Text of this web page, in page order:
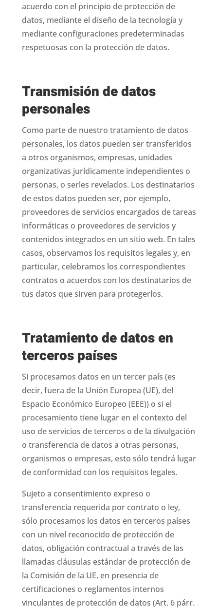
acuerdo con el principio de protección de
datos, mediante el diseño de la tecnología y
mediante configuraciones predeterminadas
respetuosas con la protección de datos.
Transmisión de datos
personales
Como parte de nuestro tratamiento de datos
personales, los datos pueden ser transferidos
a otros organismos, empresas, unidades
organizativas jurídicamente independientes o
personas, o serles revelados. Los destinatarios
de estos datos pueden ser, por ejemplo,
proveedores de servicios encargados de tareas
informáticas o proveedores de servicios y
contenidos integrados en un sitio web. En tales
casos, observamos los requisitos legales y, en
particular, celebramos los correspondientes
contratos o acuerdos con los destinatarios de
tus datos que sirven para protegerlos.
Tratamiento de datos en
terceros países
Si procesamos datos en un tercer país (es
decir, fuera de la Unión Europea (UE), del
Espacio Económico Europeo (EEE)) o si el
procesamiento tiene lugar en el contexto del
uso de servicios de terceros o de la divulgación
o transferencia de datos a otras personas,
organismos o empresas, esto sólo tendrá lugar
de conformidad con los requisitos legales.
Sujeto a consentimiento expreso o
transferencia requerida por contrato o ley,
sólo procesamos los datos en terceros países
con un nivel reconocido de protección de
datos, obligación contractual a través de las
llamadas cláusulas estándar de protección de
la Comisión de la UE, en presencia de
certificaciones o reglamentos internos
vinculantes de protección de datos (Art. 6 párr.